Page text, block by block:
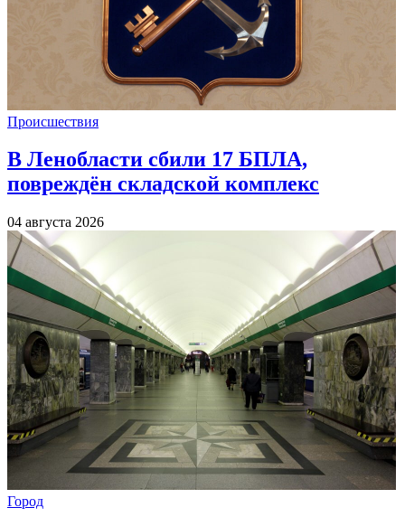
Происшествия
В Ленобласти сбили 17 БПЛА,
повреждён складской комплекс
04 августа 2026
Город